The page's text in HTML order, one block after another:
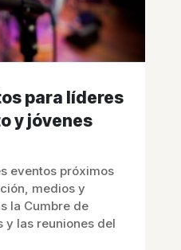
para líderes
y jóvenes
eventos próximos
medios y
la Cumbre de
y las reuniones del